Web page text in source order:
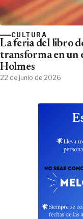
CULTURA
La feria del libro
transforma en un
Holmes
22 de junio de 2026